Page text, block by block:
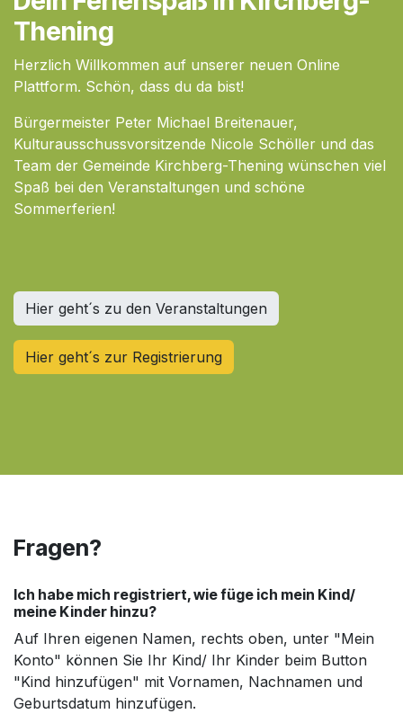
Thening
Herzlich Willkommen auf unserer neuen Online
Plattform. Schön, dass du da bist!
Bürgermeister Peter Michael Breitenauer,
Kulturausschussvorsitzende Nicole Schöller und das
Team der Gemeinde Kirchberg-Thening wünschen viel
Spaß bei den Veranstaltungen und schöne
Sommerferien!
Hier geht´s​​​ zu den ​​Veranstaltungen
Hier geht´s zur Registrierung
Fragen?
Ich habe mich registriert, wie füge ich mein Kind/
meine Kinder hinzu?
Auf Ihren eigenen Namen, rechts oben, unter "Mein
Konto" können Sie Ihr Kind/ Ihr Kinder beim Button
"Kind hinzufügen" mit Vornamen, Nachnamen und
Geburtsdatum hinzufügen.